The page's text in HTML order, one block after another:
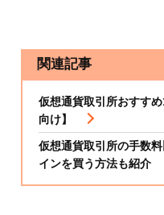
関連記事
仮想通貨取引所おすす
向け】
仮想通貨取引所の手数
インを買う方法も紹介